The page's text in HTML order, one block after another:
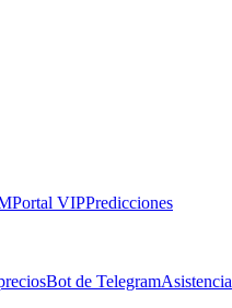
Portal VIPPredicciones
Bot de TelegramAsistencia